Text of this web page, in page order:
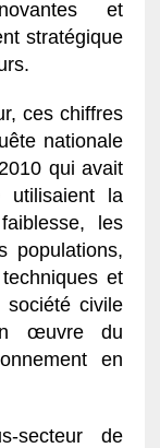
et
stratégique
ces chiffres
nationale
qui avait
utilisaient la
les
populations,
et
civile
œuvre du
en
secteur de